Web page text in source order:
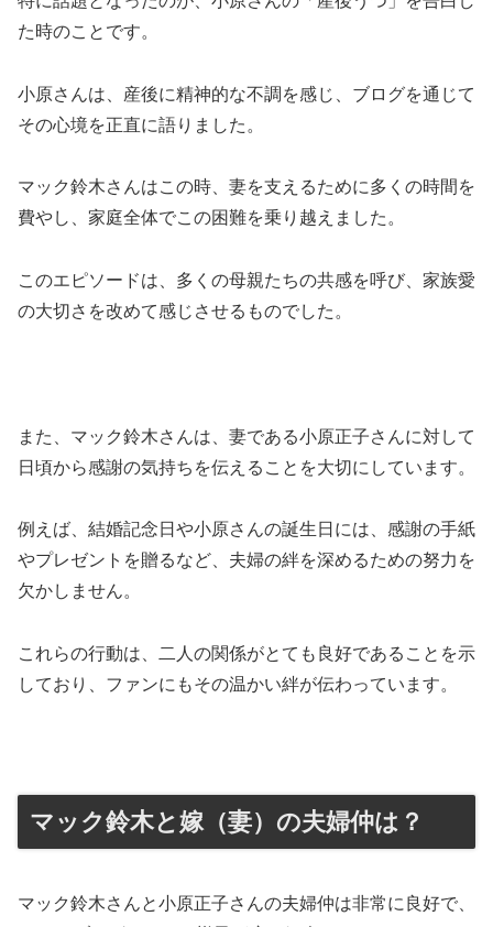
た時のことです​。
小原さんは、産後に精神的な不調を感じ、ブログを通じて
その心境を正直に語りました。
マック鈴木さんはこの時、妻を支えるために多くの時間を
費やし、家庭全体でこの困難を乗り越えました。
このエピソードは、多くの母親たちの共感を呼び、家族愛
の大切さを改めて感じさせるものでした。
また、マック鈴木さんは、妻である小原正子さんに対して
日頃から感謝の気持ちを伝えることを大切にしています。
例えば、結婚記念日や小原さんの誕生日には、感謝の手紙
やプレゼントを贈るなど、夫婦の絆を深めるための努力を
欠かしません​。
これらの行動は、二人の関係がとても良好であることを示
しており、ファンにもその温かい絆が伝わっています。
マック鈴木と嫁（妻）の夫婦仲は？
マック鈴木さんと小原正子さんの夫婦仲は非常に良好で、